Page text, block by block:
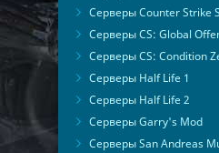
Серверы Counter Strike
Серверы CS: Global
Серверы CS: Condition
Серверы Half Life 1
Серверы Half Life 2
Серверы Garry's Mod
Серверы San Andreas